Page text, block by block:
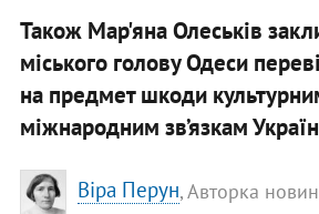
Також Мар'яна Олеськів
міського голову Одеси
на предмет шкоди
міжнародним зв’язкам
Віра Перун, Авторка новин